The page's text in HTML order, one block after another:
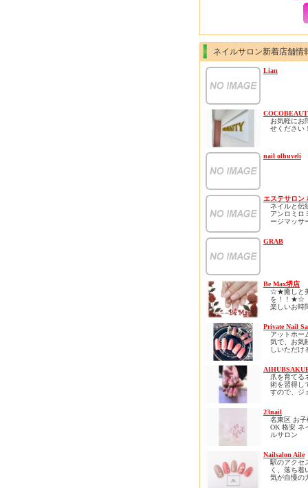
ネイルサロン新着店舗情
Lian
お気軽にお
せください
ます！
nail olhuveli
エステサロン
ネイルと伝
アンロミロ
ージマッサ
ウレアオハ
さい
ストレス社
ているあ
ートサロン
時間を心ゆ
何度でも通
るようなリ
ロン、、、
「通えるリ
高技術をご
します。
待合とネイ
スはハワイ
はバリ空間
ております
リニューア
ンをし、さ
く、居心地
柏の他には
な空間で是
ろのストレ
ら癒されに
GRAB
Be Max堺店
☆★癒しと
を！！★☆
楽しいお時
スカルプ・
イル・マツ
ご予約承っ
す(^^)/
まずはお気
い合わせく
☆♪(^_-)-☆
たくさんの
心よりおま
ります( *´
Private Nail
アットホー
気で、お気
しいただけ
着いて施術
るサロンと
ります。
オープンは
ネイリスト
有資格者で
心して何で
ください。
皆様のご来
おります。
爪を育てる
術を習得し
すので、ジ
客様是非1
ださい
23nail
名東区 お子
OK 格安 ネ
ルサロン
※駐車場あ
ご新規様に
円オフとな
Nailsalon Aile
駅のアクセ
く、落ち着
気が自慢の